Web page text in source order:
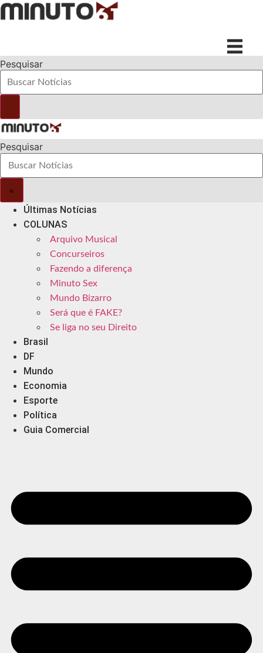
Ir
para
Pesquisar
Pesquisar
Últimas Notícias
COLUNAS
Arquivo Musical
Concurseiros
Fazendo a diferença
Minuto Sex
Mundo Bizarro
Será que é FAKE?
Se liga no seu Direito
Brasil
DF
Mundo
Economia
Esporte
Política
Guia Comercial